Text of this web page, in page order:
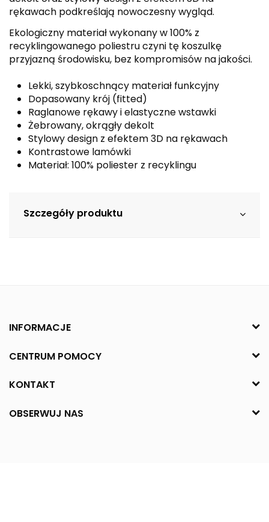
rękawach podkreślają nowoczesny wygląd.
Ekologiczny materiał wykonany w 100% z
recyklingowanego poliestru czyni tę koszulkę
przyjazną środowisku, bez kompromisów na jakości.
Lekki, szybkoschnący materiał funkcyjny
Dopasowany krój (fitted)
Raglanowe rękawy i elastyczne wstawki
Żebrowany, okrągły dekolt
Stylowy design z efektem 3D na rękawach
Kontrastowe lamówki
Materiał: 100% poliester z recyklingu
Szczegóły produktu
INFORMACJE
CENTRUM POMOCY
KONTAKT
OBSERWUJ NAS